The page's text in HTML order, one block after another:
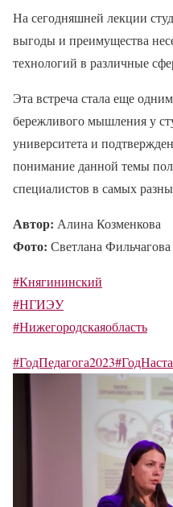
На сегодняшней лекции
выгоды и преимущества
технологий в различные
Эта встреча стала еще
бережливого мышления у
университета и
понимание данной темы
специалистов в самых
Автор: Алина Козменкова
Фото: Светлана Фильчагова
#Княгининский
#НГИЭУ
#Нижегородскаяобласть
#ГодПедагога2023